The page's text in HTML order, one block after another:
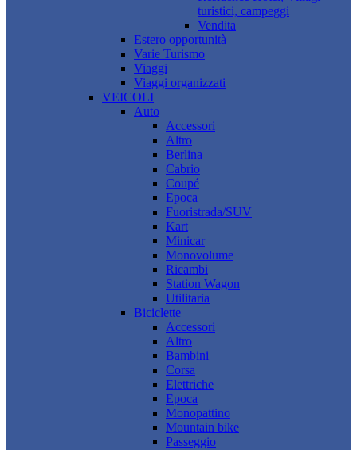
turistici, campeggi
Vendita
Estero opportunità
Varie Turismo
Viaggi
Viaggi organizzati
VEICOLI
Auto
Accessori
Altro
Berlina
Cabrio
Coupé
Epoca
Fuoristrada/SUV
Kart
Minicar
Monovolume
Ricambi
Station Wagon
Utilitaria
Biciclette
Accessori
Altro
Bambini
Corsa
Elettriche
Epoca
Monopattino
Mountain bike
Passeggio